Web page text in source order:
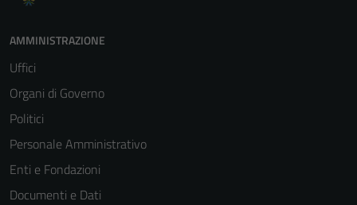
AMMINISTRAZIONE
Uffici
Organi di Governo
Politici
Personale Amministrativo
Enti e Fondazioni
Documenti e Dati